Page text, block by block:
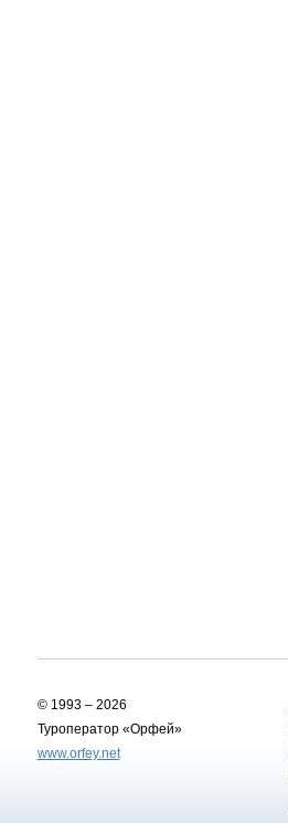
© 1993 – 2026
Туроператор «Орфей»
www.orfey.net